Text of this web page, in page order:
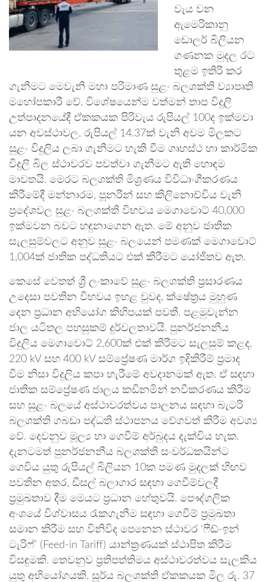
වැය වන
ඇමෙරිකානු
ඩොලර් බිලියන
ගණනක මුදල රට
තුළම ඉතිරි කර
ගැනීමට මෙවැනි මහා පරිමාණ සුළං බලශක්ති ව්‍යාපෘති
මහෝපකාරී වේ. විශේෂයෙන්ම වත්මන් තාප විදුලි
උත්පාදනයේදී ඒකකයක පිරිවැය රුපියල් 100ද ඉක්මවා
යන අවස්ථාවල, රුපියල් 14.37ක් වැනි අවම මිලකට
සුළං විදුලිය ලබා ගැනීමට හැකි වීම ගෘහස්ථ හා කාර්මික
විදුලි බිල ස්ථාවරව පවත්වා ගැනීමට ඇති හොඳම
මාවතයි. මෙරට බලශක්ති මිශ්‍රණය විවිධාංගීකරණය
කිරීමේදී මන්නාරම, පූනරීන් සහ කිලිනොච්චිය වැනි
ප්‍රදේශවල සුළං බලශක්ති විභවය මෙගාවොට් 40,000
ඉක්මවන බවට හඳුනාගෙන ඇත. මේ අනුව ජාතික
සැලසුම්වලට අනුව සුළං බලයෙන් පමණක් මෙගාවොට්
1,004ක් ජාතික පද්ධතියට එක් කිරීමට යෝජිතව ඇත.
කෙසේ වෙතත් ශ්‍රී ලංකාවේ සුළං බලශක්ති ප්‍රසාරණය
උදෙසා පවතින විභවය ඉහළ වුවද, ක්ෂේත්‍රය මුහුණ
දෙන ප්‍රධාන අභියෝග කිහිපයක් පවතී. පළමුවැන්න
ජාල යටිතල පහසුකම් දුර්වලතාවයි. පුනර්ජනනීය
විදුලිය මෙගාවොට් 2,600ක් එක් කිරීමට සැලසුම් කළද,
220 kV සහ 400 kV සම්ප්‍රේෂණ මාර්ග ඉදිකිරීම් ප්‍රමාද
වීම නිසා විදුලිය කපා හැරීමේ අවදානමක් ඇත. ඒ සඳහා
ජාතික සම්ප්‍රේෂණ ජාලය කඩිනමින් නවීකරණය කිරීම
සහ සුළං බලයේ අස්ථාවරත්වය පාලනය සඳහා බැටරි
බලශක්ති ගබඩා පද්ධති ස්ථාපනය වේගවත් කිරීම අවශ්‍ය
වේ. දෙවනුව මූල්‍ය හා ගෙවීම් අර්බුදය දැක්විය හැක.
දැනටමත් පුනර්ජනනීය බලශක්ති සංවර්ධකයින්ට
ගෙවිය යුතු රුපියල් බිලියන 10ක පමණ මුදලක් හිඟව
පවතින අතර, ඩීසල් බලාගාර සඳහා ගෙවීම්වලදී
ප්‍රමුඛතාව දීම මෙයට ප්‍රධාන හේතුවයි. පෞද්ගලික
අංශයේ විශ්වාසය රැකගැනීම සඳහා ගෙවීම් ප්‍රමුඛතා
සමාන කිරීම සහ විනිවිද පෙනෙන ස්ථාවර ‘ෆීඩ්-ඉන්
ටැරිෆ්’ (Feed-in Tariff) යාන්ත්‍රණයක් ස්ථාපිත කිරීම
විසඳුමකි. තෙවනුව ප්‍රතිපත්තිමය අස්ථාවරත්වය සැලකිය
යුතු අභියෝගයකි. සූර්ය බලශක්ති ඒකකයක මිල රු. 37